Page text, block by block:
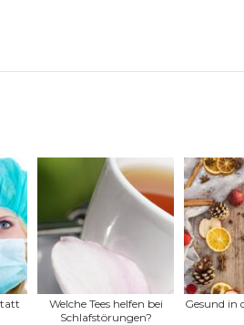
Welche Tees helfen bei
Schlafstörungen?
Gesund in